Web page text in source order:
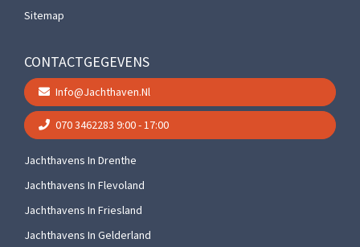
Sitemap
CONTACTGEGEVENS
Info@jachthaven.nl
070 3462283 9:00 - 17:00
Jachthavens In Drenthe
Jachthavens In Flevoland
Jachthavens In Friesland
Jachthavens In Gelderland